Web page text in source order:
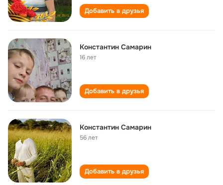
Добавить в друзья
Константин Самарин
16 лет
Добавить в друзья
Константин Самарин
56 лет
Добавить в друзья